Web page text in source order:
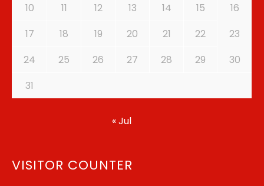
10
11 12 13 14 15
16
17
18 19 20 21 22
23
24
25 26 27 28 29
30
31
« Jul
VISITOR COUNTER